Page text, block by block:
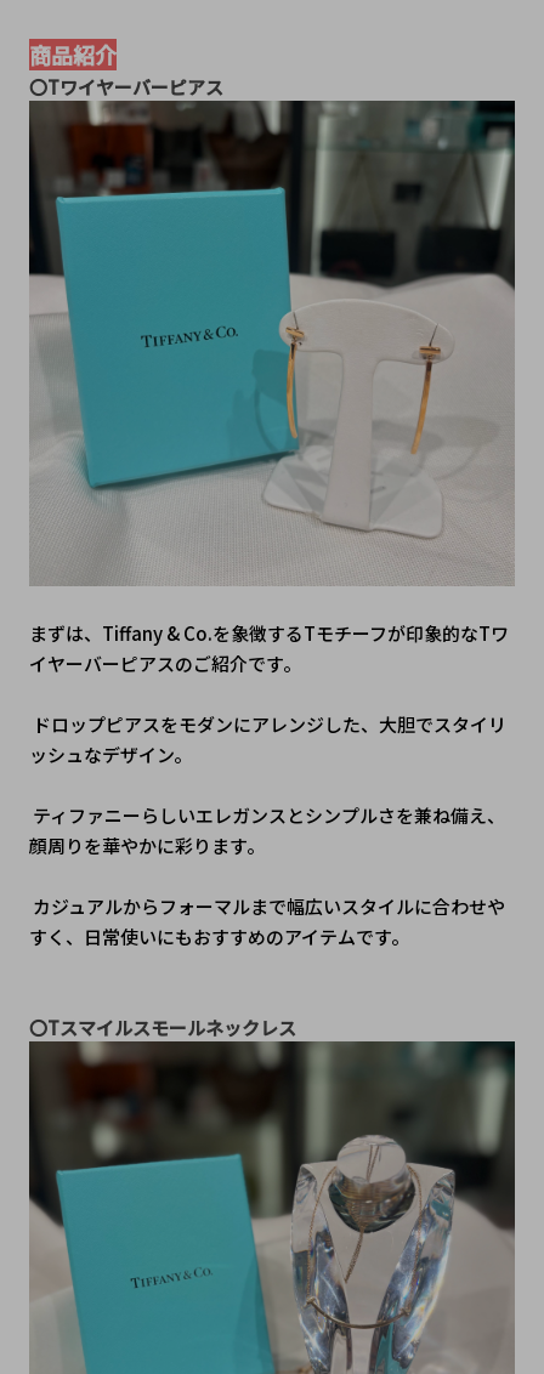
商品紹介
〇Tワイヤーバーピアス
まずは、Tiffany & Co.を象徴するTモチーフが印象的なTワ
イヤーバーピアスのご紹介です。
ッシュなデザイン。
顔周りを華やかに彩ります。
すく、日常使いにもおすすめのアイテムです。
〇Tスマイルスモールネックレス